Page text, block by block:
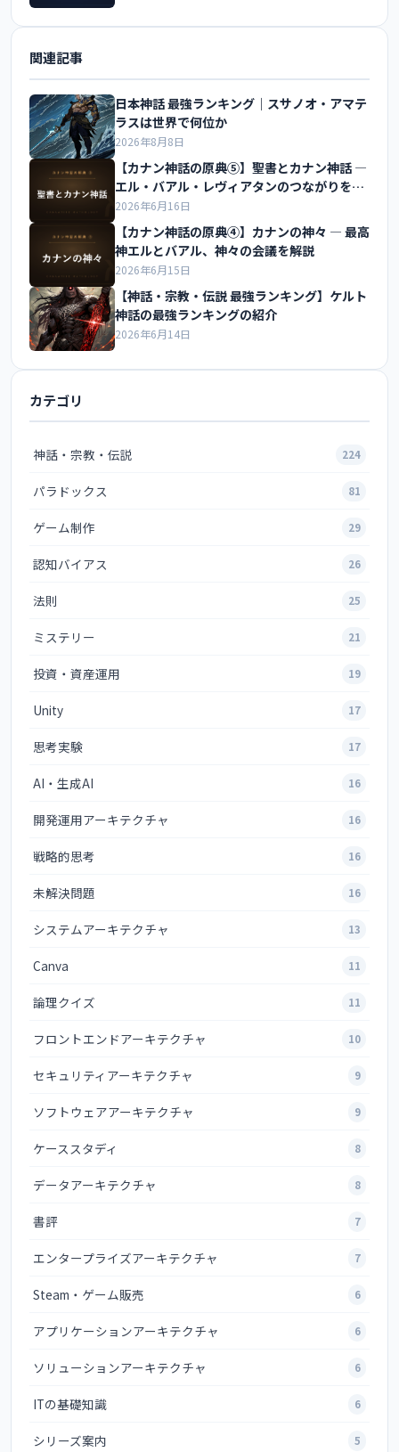
関連記事
日本神話 最強ランキング｜スサノオ・アマテ
ラスは世界で何位か
2026年8月8日
【カナン神話の原典⑤】聖書とカナン神話 ―
エル・バアル・レヴィアタンのつながりを解
説
2026年6月16日
【カナン神話の原典④】カナンの神々 ― 最高
神エルとバアル、神々の会議を解説
2026年6月15日
【神話・宗教・伝説 最強ランキング】ケルト
神話の最強ランキングの紹介
2026年6月14日
カテゴリ
神話・宗教・伝説 224
パラドックス 81
ゲーム制作 29
認知バイアス 26
法則 25
ミステリー 21
投資・資産運用 19
Unity 17
思考実験 17
AI・生成AI 16
開発運用アーキテクチャ 16
戦略的思考 16
未解決問題 16
システムアーキテクチャ 13
Canva 11
論理クイズ 11
フロントエンドアーキテクチャ 10
セキュリティアーキテクチャ 9
ソフトウェアアーキテクチャ 9
ケーススタディ 8
データアーキテクチャ 8
書評 7
エンタープライズアーキテクチャ 7
Steam・ゲーム販売 6
アプリケーションアーキテクチャ 6
ソリューションアーキテクチャ 6
ITの基礎知識 6
シリーズ案内 5